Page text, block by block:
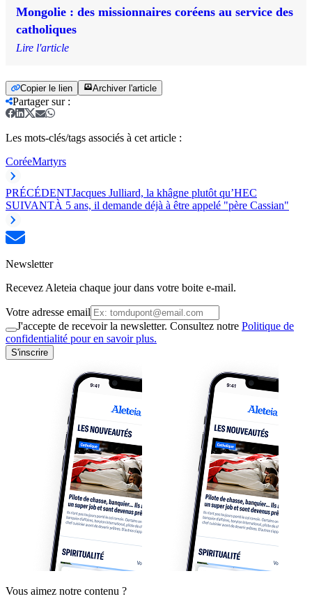
Mongolie : des missionnaires coréens au service des
catholiques
Lire l'article
Copier le lien Archiver l'article
Partager sur:
Les mots-clés/tags associés à cet article :
CoréeMartyrs
PRÉCÉDENTJacques Julliard, la khâgne plutôt qu’HEC
SUIVANTÀ 5 ans, il demande déjà à être appelé "père Cassian"
Newsletter
Recevez Aleteia chaque jour dans votre boite e-mail.
Votre adresse email
J'accepte de recevoir la newsletter. Consultez notre Politique de
confidentialité pour en savoir plus.
S'inscrire
Vous aimez notre contenu ?